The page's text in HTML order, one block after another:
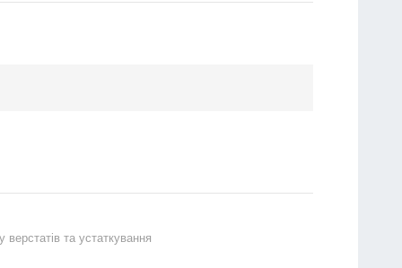
та устаткування